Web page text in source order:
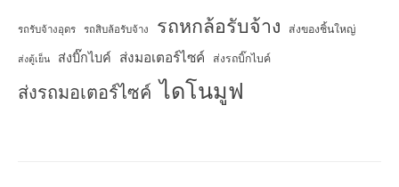
รถรับจ้างอุดร รถสิบล้อรับจ้าง รถหกล้อรับจ้าง ส่งของชิ้นใหญ่
ส่งตู้เย็น ส่งบิ๊กไบค์ ส่งมอเตอร์ไซค์ ส่งรถบิ๊กไบค์
ส่งรถมอเตอร์ไซค์ ไดโนมูฟ